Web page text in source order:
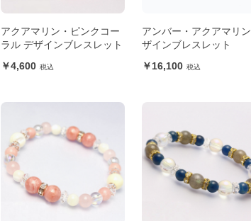
アクアマリン・ピンクコー
ラル デザインブレスレット
4,600
アンバー・アクアマリ
ザインブレスレット
16,100